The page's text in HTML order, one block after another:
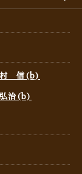
村 信(b)
治(b)